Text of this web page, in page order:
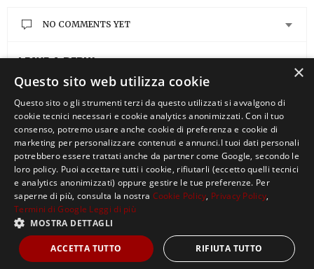
NO COMMENTS YET
LEAVE A REPLY
You must be logged into post a comment.
Copyright ©2021, MASTERX Tutti i diritti riservati.
×
Questo sito web utilizza cookie
Questo sito o gli strumenti terzi da questo utilizzati si avvalgono di
cookie tecnici necessari e cookie analytics anonimizzati. Con il tuo
consenso, potremo usare anche cookie di preferenza e cookie di
marketing per personalizzare contenuti e annunci.I tuoi dati personali
potrebbero essere trattati anche da partner come Google, secondo le
loro policy. Puoi accettare tutti i cookie, rifiutarli (eccetto quelli tecnici
e analytics anonimizzati) oppure gestire le tue preferenze. Per
saperne di più, consulta la nostra Cookie Policy, Privacy Policy,
Termini di Google Leggi di più
MOSTRA DETTAGLI
ACCETTA TUTTO RIFIUTA TUTTO